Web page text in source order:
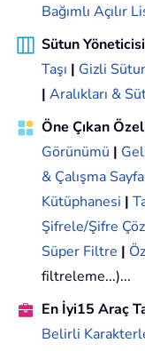
Bağımlı Açılır
Sütun Yöneticisi
Taşı | Gizli
| Aralıkları &
Öne Çıkan
Görünümü |
& Çalışma
Kütüphanesi |
Şifrele/Şifre Çöz
Süper Filtre |
filtreleme...)...
En İyi15 Araç
Belirli